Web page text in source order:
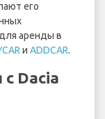
его
аренды в
и ADDCAR.
Dacia